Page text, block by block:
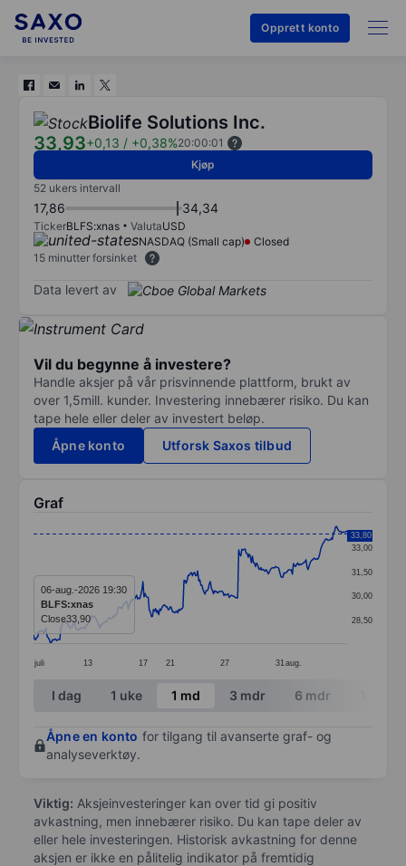
Opprett konto
Biolife Solutions Inc.
33,93+0,13 / +0,38%20:00:01
Kjøp
52 ukers intervall
17,86 34,34
TickerBLFS:xnas ValutaUSD
NASDAQ (Small cap)
Closed
15 minutter forsinket
Data levert av
Vil du begynne å investere?
Handle aksjer på vår prisvinnende plattform, brukt av
over 1,5mill. kunder. Investering innebærer risiko. Du kan
tape hele eller deler av investert beløp.
Åpne konto
Utforsk Saxos tilbud
Graf
Line chart with 299 data points.
The chart has 1 X axis displaying categories.
The chart has 1 Y axis displaying values. Data ranges
juli 13 17 21 27 31 aug.
28,50
30,00
31,50
33,00
33,80
06-aug.-2026 19:30
BLFS:xnas
Close33,90
End of interactive chart.
I dag 1 uke 1 md 3 mdr 6 mdr
Åpne en konto for tilgang til avanserte graf- og
analyseverktøy.
Viktig: Aksjeinvesteringer kan over tid gi positiv
avkastning, men innebærer risiko. Du kan tape deler av
eller hele investeringen. Historisk avkastning for denne
aksjen er ikke en pålitelig indikator på fremtidig